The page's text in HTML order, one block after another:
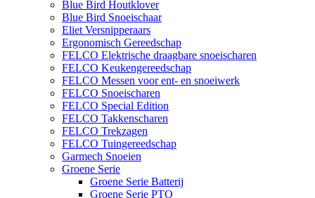
Blue Bird Houtklover
Blue Bird Snoeischaar
Eliet Versnipperaars
Ergonomisch Gereedschap
FELCO Elektrische draagbare snoeischaren
FELCO Keukengereedschap
FELCO Messen voor ent- en snoeiwerk
FELCO Snoeischaren
FELCO Special Edition
FELCO Takkenscharen
FELCO Trekzagen
FELCO Tuingereedschap
Garmech Snoeien
Groene Serie
Groene Serie Batterij
Groene Serie PTO